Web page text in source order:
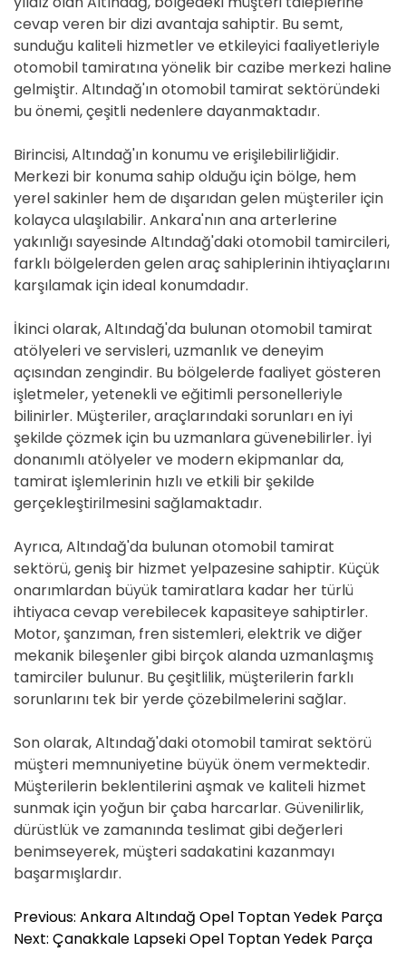
cevap veren bir dizi avantaja sahiptir. Bu semt,
sunduğu kaliteli hizmetler ve etkileyici faaliyetleriyle
otomobil tamiratına yönelik bir cazibe merkezi haline
gelmiştir. Altındağ'ın otomobil tamirat sektöründeki
bu önemi, çeşitli nedenlere dayanmaktadır.
Birincisi, Altındağ'ın konumu ve erişilebilirliğidir.
Merkezi bir konuma sahip olduğu için bölge, hem
yerel sakinler hem de dışarıdan gelen müşteriler için
kolayca ulaşılabilir. Ankara'nın ana arterlerine
yakınlığı sayesinde Altındağ'daki otomobil tamircileri,
farklı bölgelerden gelen araç sahiplerinin ihtiyaçlarını
karşılamak için ideal konumdadır.
İkinci olarak, Altındağ'da bulunan otomobil tamirat
atölyeleri ve servisleri, uzmanlık ve deneyim
açısından zengindir. Bu bölgelerde faaliyet gösteren
işletmeler, yetenekli ve eğitimli personelleriyle
bilinirler. Müşteriler, araçlarındaki sorunları en iyi
şekilde çözmek için bu uzmanlara güvenebilirler. İyi
donanımlı atölyeler ve modern ekipmanlar da,
tamirat işlemlerinin hızlı ve etkili bir şekilde
gerçekleştirilmesini sağlamaktadır.
Ayrıca, Altındağ'da bulunan otomobil tamirat
sektörü, geniş bir hizmet yelpazesine sahiptir. Küçük
onarımlardan büyük tamiratlara kadar her türlü
ihtiyaca cevap verebilecek kapasiteye sahiptirler.
Motor, şanzıman, fren sistemleri, elektrik ve diğer
mekanik bileşenler gibi birçok alanda uzmanlaşmış
tamirciler bulunur. Bu çeşitlilik, müşterilerin farklı
sorunlarını tek bir yerde çözebilmelerini sağlar.
Son olarak, Altındağ'daki otomobil tamirat sektörü
müşteri memnuniyetine büyük önem vermektedir.
Müşterilerin beklentilerini aşmak ve kaliteli hizmet
sunmak için yoğun bir çaba harcarlar. Güvenilirlik,
dürüstlük ve zamanında teslimat gibi değerleri
benimseyerek, müşteri sadakatini kazanmayı
başarmışlardır.
Y
a
Previous: Ankara Altındağ Opel Toptan Yedek Parça
Next: Çanakkale Lapseki Opel Toptan Yedek Parça